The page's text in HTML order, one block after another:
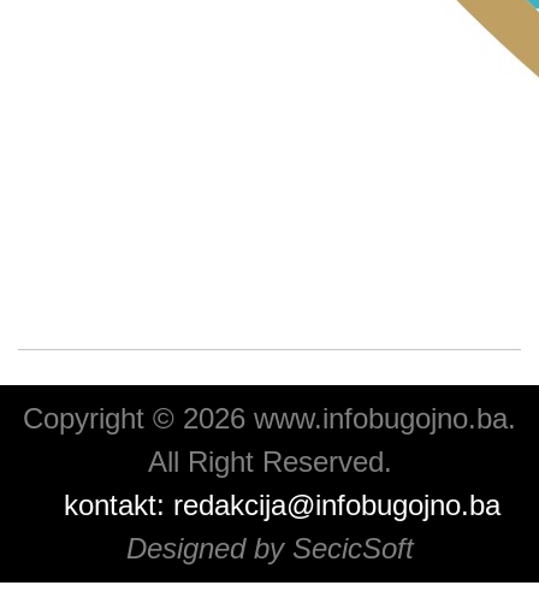
Copyright © 2026 www.infobugojno.ba.
All Right Reserved.
kontakt: redakcija@infobugojno.ba
Designed by SecicSoft